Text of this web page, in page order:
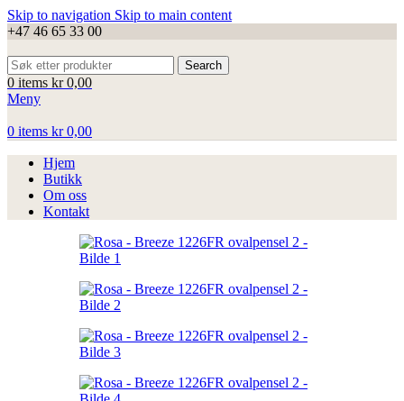
Skip to navigation Skip to main content
+47 46 65 33 00
Search
0 items kr0,00
Meny
0 items kr0,00
Hjem
Butikk
Om oss
Kontakt